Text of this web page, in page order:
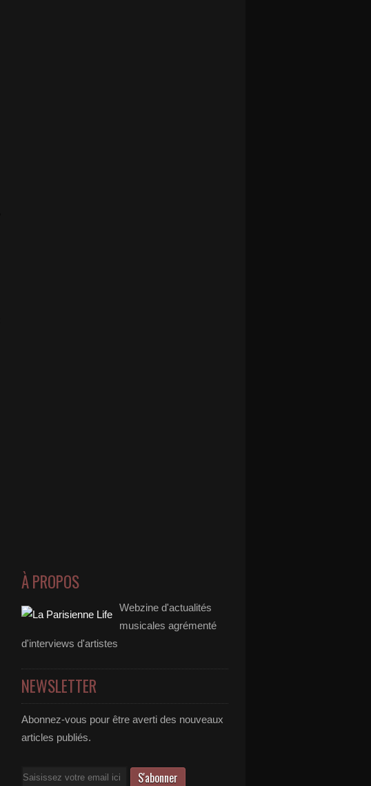
À PROPOS
Webzine d'actualités
musicales agrémenté
d'interviews d'artistes
NEWSLETTER
Abonnez-vous pour être averti des nouveaux
articles publiés.
Email